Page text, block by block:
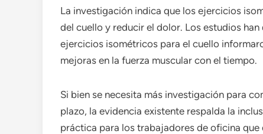
La investigación indica que los ejercicios
del cuello y reducir el dolor. Los estudios
ejercicios isométricos para el cuello
mejoras en la fuerza muscular con el tiempo.
Si bien se necesita más investigación para
plazo, la evidencia existente respalda la
práctica para los trabajadores de oficina que